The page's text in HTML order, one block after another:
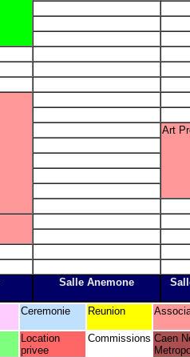
Art
Salle Anemone
Ceremonie Reunion
Location
privee
Commissions Caen